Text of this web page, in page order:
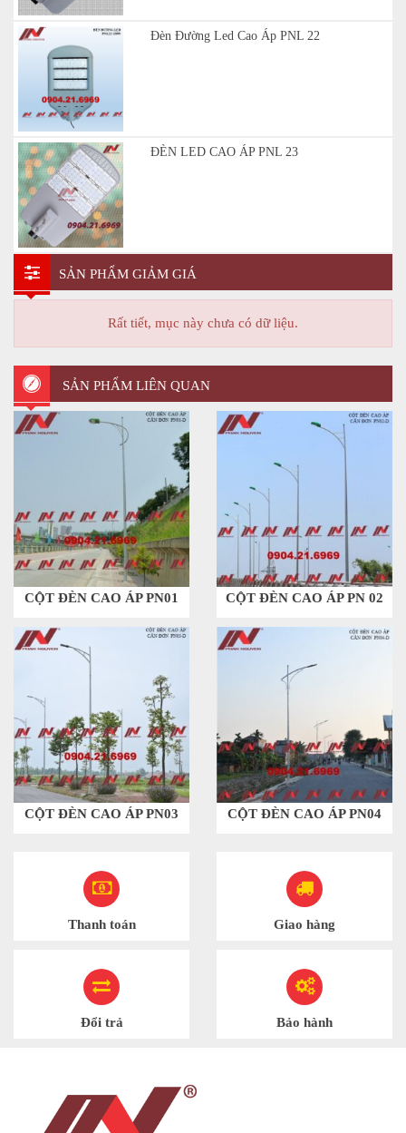
Đèn Đường Led Cao Áp PNL 22
ĐÈN LED CAO ÁP PNL 23
SẢN PHẨM GIẢM GIÁ
Rất tiết, mục này chưa có dữ liệu.
SẢN PHẨM LIÊN QUAN
CỘT ĐÈN CAO ÁP PN01 CỘT ĐÈN CAO ÁP PN 02
CỘT ĐÈN CAO ÁP PN03 CỘT ĐÈN CAO ÁP PN04
Thanh toán Giao hàng
Đổi trả Bảo hành